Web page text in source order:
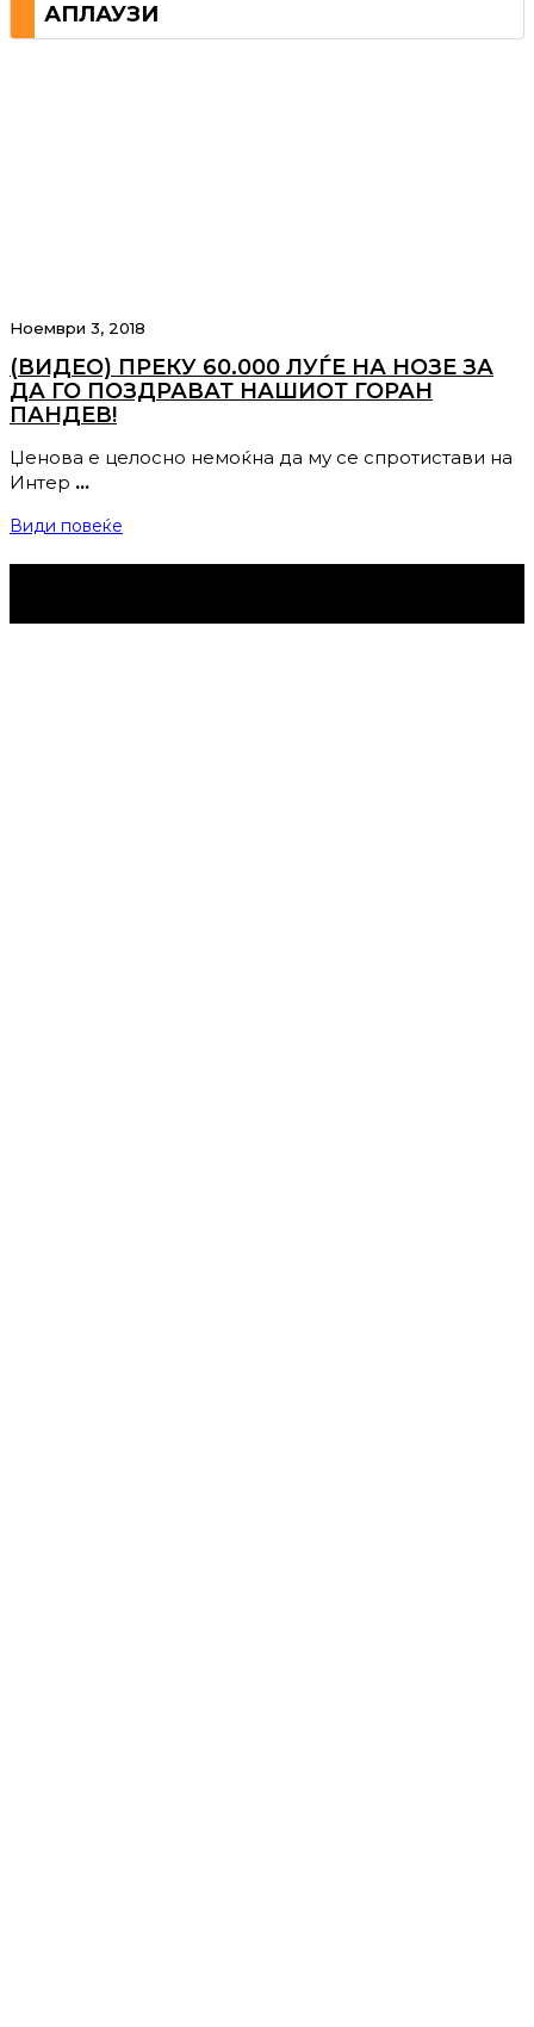
АПЛАУЗИ
Ноември 3, 2018
(ВИДЕО) ПРЕКУ 60.000 ЛУЃЕ НА НОЗЕ ЗА
ДА ГО ПОЗДРАВАТ НАШИОТ ГОРАН
ПАНДЕВ!
Џенова e целосно немоќна да му се спротистави на
Интер …
Види повеќе